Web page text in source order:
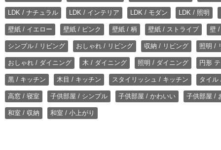
LDK / ナチュラル LDK / インテリア LDK / モダン LDK / 照明
壁紙 / イエロー 壁紙 / ピンク 壁紙 / 柄 壁紙 / ストライプ 壁
シンプル / リビング おしゃれ / リビング 収納 / リビング 照明 /
おしゃれ / ダイニング 木 / ダイニング 照明 / ダイニング 円形
黒 / キッチン 木目 / キッチン スタイリッシュ / キッチン タイル
高窓 / 寝室 子供部屋 / シンプル 子供部屋 / かわいい 子供部屋 /
和室 / 収納 和室 / 小上がり